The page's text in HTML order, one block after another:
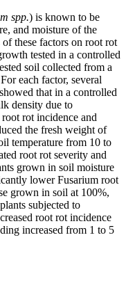
spp.) is known to be
and moisture of the
these factors on root rot
tested in a controlled
soil collected from a
each factor, several
that in a controlled
density due to
rot incidence and
the fresh weight of
temperature from 10 to
root rot severity and
grown in soil moisture
lower Fusarium root
grown in soil at 100%,
subjected to
root rot incidence
increased from 1 to 5